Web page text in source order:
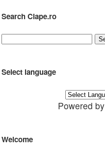
Search Clape.ro
Select language
Powered by
Welcome